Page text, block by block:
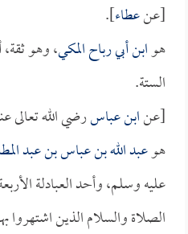
[عنعطاء].
هوابن أبي رباح المكي، وهو
الستة.
[عنابن عباسرضي الله تعالى
هوعبد الله بن عباس بن عبد
عليه وسلم، وأحد العبادلة
الصلاة والسلام الذين اشتهروا